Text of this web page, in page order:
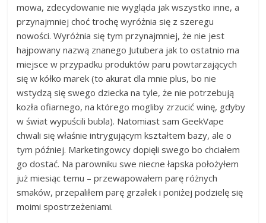
mowa, zdecydowanie nie wygląda jak wszystko inne, a
przynajmniej choć trochę wyróżnia się z szeregu
nowości. Wyróżnia się tym przynajmniej, że nie jest
hajpowany nazwą znanego Jutubera jak to ostatnio ma
miejsce w przypadku produktów paru powtarzających
się w kółko marek (to akurat dla mnie plus, bo nie
wstydzą się swego dziecka na tyle, że nie potrzebują
kozła ofiarnego, na którego mogliby zrzucić winę, gdyby
w świat wypuścili bubla). Natomiast sam GeekVape
chwali się właśnie intrygującym kształtem bazy, ale o
tym później. Marketingowcy dopięli swego bo chciałem
go dostać. Na parowniku swe niecne łapska położyłem
już miesiąc temu – przewapowałem parę różnych
smaków, przepaliłem parę grzałek i poniżej podzielę się
moimi spostrzeżeniami.